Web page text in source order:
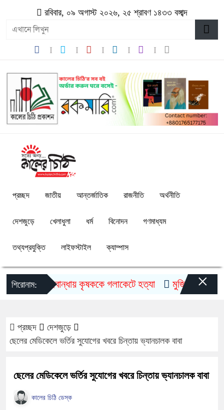
রবিবার, ০৯ অগাস্ট ২০২৬, ২৫ শ্রাবণ ১৪৩৩ বঙ্গাব্দ
প্রচ্ছদ জাতীয় আন্তর্জাতিক রাজনীতি অর্থনীতি
দেশজুড়ে খেলাধুলা ধর্ম বিনোদন গণমাধ্যম
তথ্যপ্রযুক্তি লাইফস্টাইল ক্যাম্পাস
শিরোনাম:গাইবান্ধায় কৃষককে গলাকেটে হত্যা মুজিববর্ষ ×
প্রচ্ছদ
দেশজুড়ে
ছেলের মেডিকেলে ভর্তির সুযোগের খবরে চিন্তায় ভ্যানচালক বাবা
ছেলের মেডিকেলে ভর্তির সুযোগের খবরে চিন্তায় ভ্যানচালক বাবা
কালের চিঠি ডেস্ক